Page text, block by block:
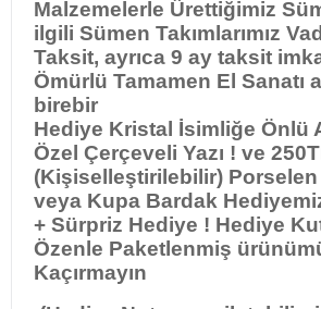
Malzemelerle Ürettiğimiz
ilgili Sümen Takımlarımız
Taksit, ayrıca 9 ay taksit
Ömürlü Tamamen El Sanatı
birebir
Hediye Kristal İsimliğe Önlü
Özel Çerçeveli Yazı ! ve
(Kişiselleştirilebilir) Porselen
veya Kupa Bardak
+ Sürpriz Hediye ! Hediye
Özenle Paketlenmiş
Kaçırmayın